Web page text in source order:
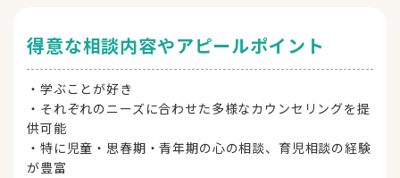
得意な相談内容やアピールポイント
・学ぶことが好き
・それぞれのニーズに合わせた多様なカウンセリングを提
供可能
・特に児童・思春期・青年期の心の相談、育児相談の経験
が豊富